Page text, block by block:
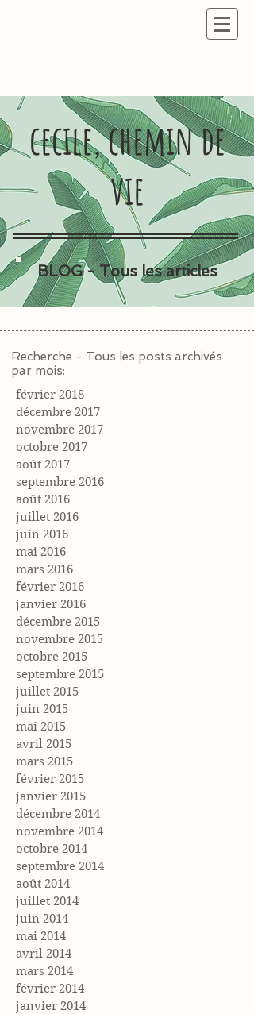
cecile, chemin de
vie
BLOG - Tous les articles
Recherche - Tous les posts archivés
par mois:
février 2018
décembre 2017
novembre 2017
octobre 2017
août 2017
septembre 2016
août 2016
juillet 2016
juin 2016
mai 2016
mars 2016
février 2016
janvier 2016
décembre 2015
novembre 2015
octobre 2015
septembre 2015
juillet 2015
juin 2015
mai 2015
avril 2015
mars 2015
février 2015
janvier 2015
décembre 2014
novembre 2014
octobre 2014
septembre 2014
août 2014
juillet 2014
juin 2014
mai 2014
avril 2014
mars 2014
février 2014
janvier 2014